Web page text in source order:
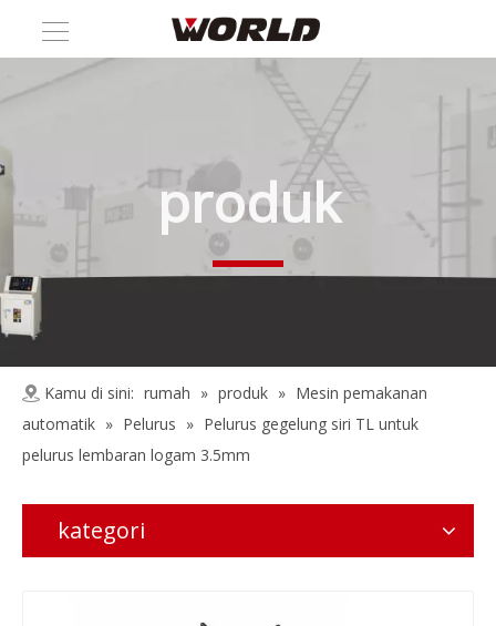
produk
Kamu di sini: rumah » produk » Mesin pemakanan
automatik » Pelurus » Pelurus gegelung siri TL untuk
pelurus lembaran logam 3.5mm
kategori